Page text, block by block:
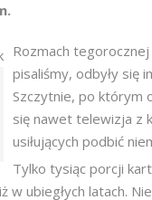
Rozmach
pisaliśmy, odbyły się
Szczytnie, po którym
się nawet telewizja z
usiłujących podbić
Tylko tysiąc porcji
w ubiegłych latach.